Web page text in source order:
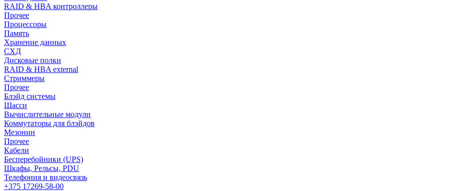
RAID & HBA контроллеры
Прочее
Процессоры
Память
Хранение данных
СХД
Дисковые полки
RAID & HBA external
Стриммеры
Прочее
Блэйд системы
Шасси
Вычислительные модули
Коммутаторы для блэйдов
Мезонин
Прочее
Кабели
Бесперебойники (UPS)
Шкафы, Рельсы, PDU
Телефония и видеосвязь
+375 17269-58-00